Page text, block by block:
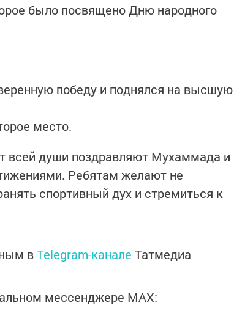
было посвящено Дню народного
победу и поднялся на высшую
место.
всей души поздравляют Мухаммада и
Ребятам желают не
спортивный дух и стремиться к
вTelegram-канале Татмедиа
мессенджере MАХ: